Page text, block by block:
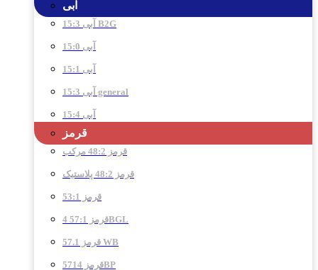
آبی
آبی 15:3 B2G
آبی 15:0
آبی 15:1
آبی 15:3 general
آبی 15:4
قرمز
قرمز 48:2 مرکب
قرمز 48:2 پلاستیک
قرمز 53:1
قرمز 57:1 4BGL
قرمز 57.1 WB
قرمز 5714BP